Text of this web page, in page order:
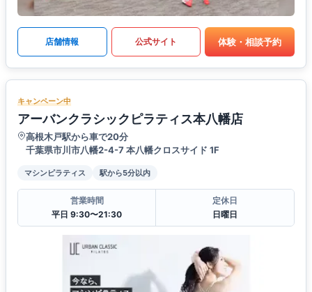
店舗情報 公式サイト 体験・相談予約
キャンペーン中
アーバンクラシックピラティス本八幡店
高根木戸駅から車で20分
千葉県市川市八幡2-4-7 本八幡クロスサイド 1F
マシンピラティス 駅から5分以内
営業時間
平日 9:30〜21:30
定休日
日曜日